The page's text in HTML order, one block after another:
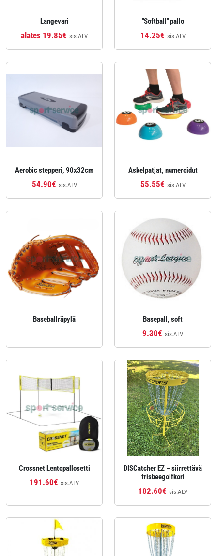
Langevari
alates 19.85€ sis.ALV
''Softball'' pallo
14.25€ sis.ALV
Aerobic stepperi, 90x32cm
54.90€ sis.ALV
Askelpatjat, numeroidut
55.55€ sis.ALV
Baseballräpylä Basepall, soft
9.30€ sis.ALV
Crossnet Lentopallosetti
191.60€ sis.ALV
DISCatcher EZ – siirrettävä
frisbeegolfkori
182.60€ sis.ALV